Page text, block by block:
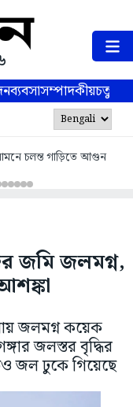
ব্যবসাসম্পাদকীয়
চলন্ত গাড়িতে আগুন
জমি জলমগ্ন,
জলমগ্ন কয়েক
জলস্তর বৃদ্ধির
জল ঢুকে গিয়েছে